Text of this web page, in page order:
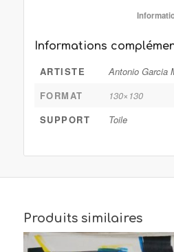
Informations
ARTISTE
Antonio Garcia
FORMAT
130×130
SUPPORT
Toile
Produits similaires